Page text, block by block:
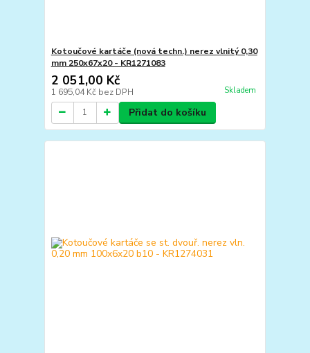
Kotoučové kartáče (nová techn.) nerez vlnitý 0,30
mm 250x67x20 - KR1271083
2 051,00 Kč
1 695,04 Kč bez DPH Skladem
Přidat do košíku